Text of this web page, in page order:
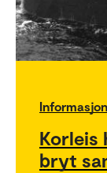
Korleis
bryt